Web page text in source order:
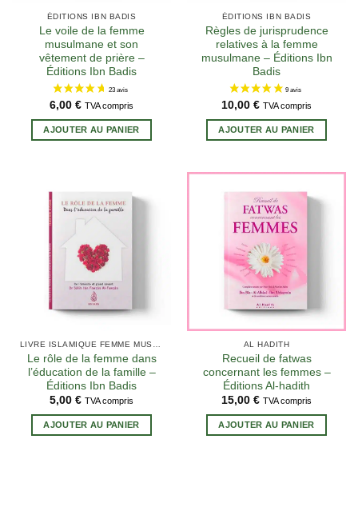
ÉDITIONS IBN BADIS
Le voile de la femme
musulmane et son
vêtement de prière –
Éditions Ibn Badis
6,00 € TVA compris
AJOUTER AU PANIER
ÉDITIONS IBN BADIS
Règles de jurisprudence
relatives à la femme
musulmane – Éditions Ibn
Badis
10,00 € TVA compris
AJOUTER AU PANIER
Le rôle de la femme dans
l’éducation de la famille –
Éditions Ibn Badis
5,00 € TVA compris
AJOUTER AU PANIER
AL HADITH
Recueil de fatwas
concernant les femmes –
Éditions Al-hadith
15,00 € TVA compris
AJOUTER AU PANIER